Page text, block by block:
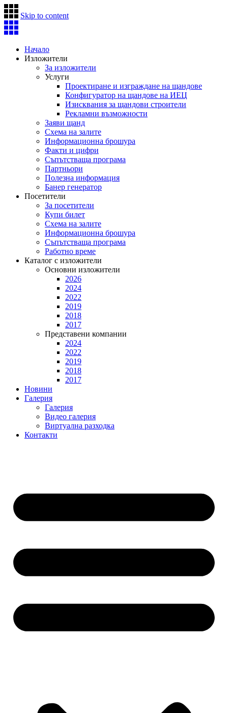
Skip to content
Начало
Изложители
За изложители
Услуги
Проектиране и изграждане на щандове
Конфигуратор на щандове на ИЕЦ
Изисквания за щандови строители
Рекламни възможности
Заяви щанд
Схема на залите
Информационна брошура
Факти и цифри
Съпътстваща програма
Партньори
Полезна информация
Банер генератор
Посетители
За посетители
Купи билет
Схема на залите
Информационна брошура
Съпътстваща програма
Работно време
Каталог с изложители
Основни изложители
2026
2024
2022
2019
2018
2017
Представени компании
2024
2022
2019
2018
2017
Новини
Галерия
Галерия
Видео галерия
Виртуална разходка
Контакти